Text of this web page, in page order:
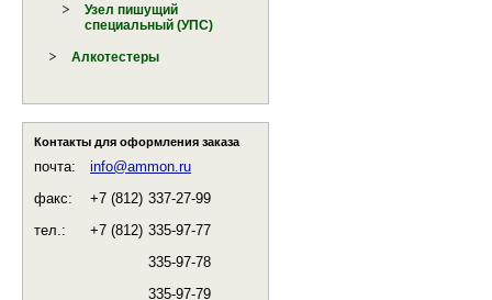
Узел пишущий
специальный (УПС)
Алкотестеры
Контакты для оформления заказа
почта:
info@ammon.ru
факс:
+7 (812) 337-27-99
тел.:
+7 (812) 335-97-77
335-97-78
335-97-79